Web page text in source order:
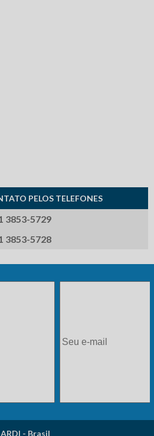
PELOS TELEFONES
3853-5729
3853-5728
- Brasil